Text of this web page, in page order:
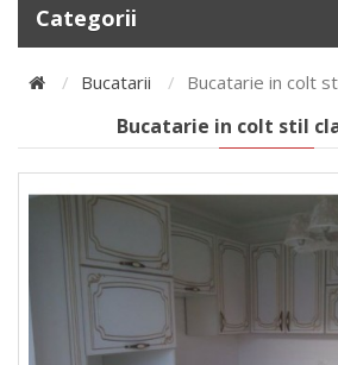
Categorii
Bucatarii Bucatarie in colt
Bucatarie in colt stil